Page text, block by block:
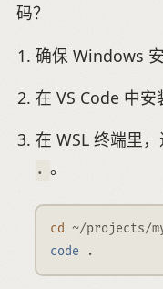
码？
确保 Windows
在 VS Code 中安
在 WSL 终端里
. 。
cd ~/projects/
code .